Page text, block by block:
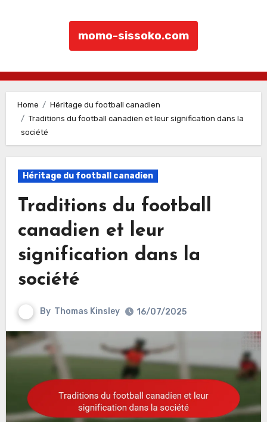
momo-sissoko.com
Home
Héritage du football canadien
Traditions du football canadien et leur signification dans la
société
Héritage du football canadien
Traditions du football
canadien et leur
signification dans la
société
By Thomas Kinsley 16/07/2025